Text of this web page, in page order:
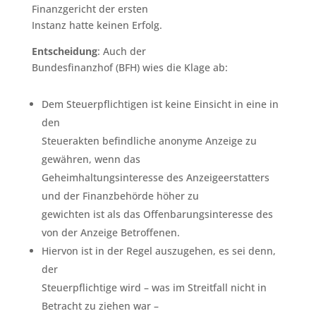
Finanzgericht der ersten
Instanz hatte keinen Erfolg.
Entscheidung: Auch der
Bundesfinanzhof (BFH) wies die Klage ab:
Dem Steuerpflichtigen ist keine Einsicht in eine in
den
Steuerakten befindliche anonyme Anzeige zu
gewähren, wenn das
Geheimhaltungsinteresse des Anzeigeerstatters
und der Finanzbehörde höher zu
gewichten ist als das Offenbarungsinteresse des
von der Anzeige Betroffenen.
Hiervon ist in der Regel auszugehen, es sei denn,
der
Steuerpflichtige wird – was im Streitfall nicht in
Betracht zu ziehen war –